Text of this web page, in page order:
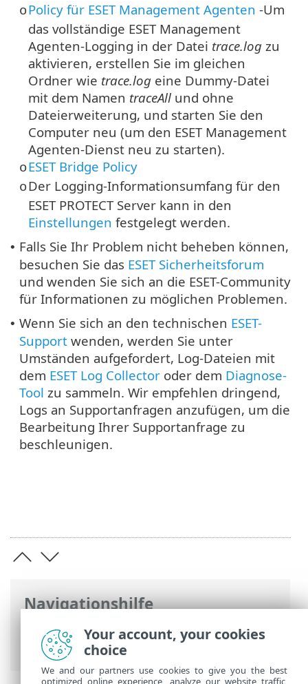
Navigationshilfe
ESET Online-Hilfe>ESET PROTECT On-
Prem>Fehlerbehebung
oPolicy für ESET Management Agenten -Um
das vollständige ESET Management
Agenten-Logging in der Datei trace.log zu
aktivieren, erstellen Sie im gleichen
Ordner wie trace.log eine Dummy-Datei
mit dem Namen traceAll und ohne
Dateierweiterung, und starten Sie den
Computer neu (um den ESET Management
Agenten-Dienst neu zu starten).
oESET Bridge Policy
oDer Logging-Informationsumfang für den
ESET PROTECT Server kann in den
Einstellungen festgelegt werden.
• Falls Sie Ihr Problem nicht beheben können,
besuchen Sie das ESET Sicherheitsforum
und wenden Sie sich an die ESET-Community
für Informationen zu möglichen Problemen.
• Wenn Sie sich an den technischen ESET-
Support wenden, werden Sie unter
Umständen aufgefordert, Log-Dateien mit
dem ESET Log Collector oder dem Diagnose-
Tool zu sammeln. Wir empfehlen dringend,
Logs an Supportanfragen anzufügen, um die
Bearbeitung Ihrer Supportanfrage zu
beschleunigen.
Your account, your cookies
choice
We and our partners use cookies to give you the best
optimized online experience, analyze our website traffic,